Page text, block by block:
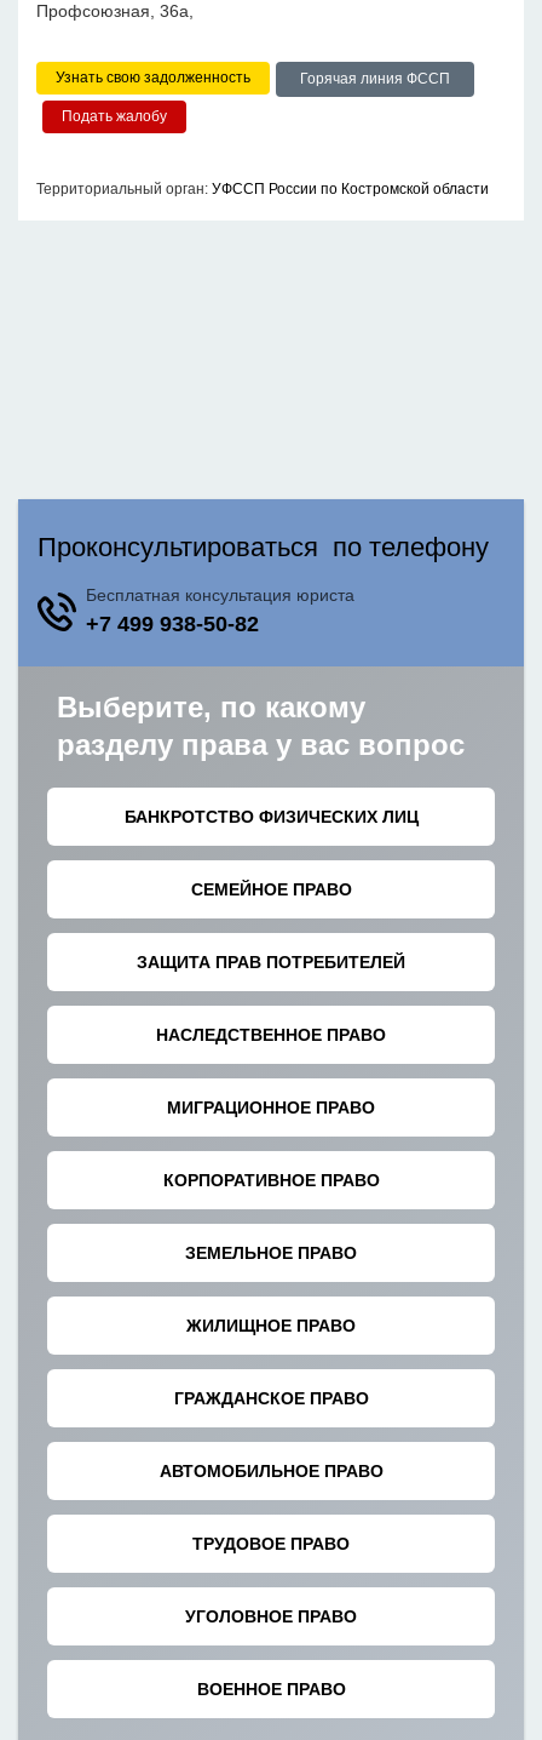
Профсоюзная, 36а,
Узнать свою задолженность Горячая линия ФССП
Территориальный орган: УФССП России по Костромской области